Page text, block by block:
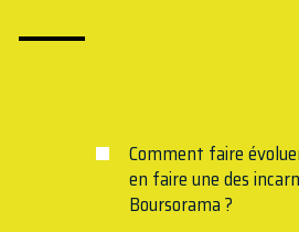
Comment faire
en faire une des
Boursorama ?